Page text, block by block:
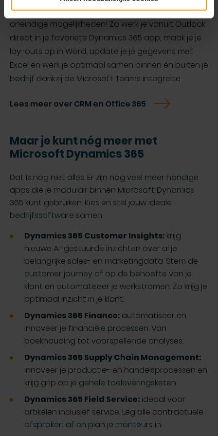
je favoriete Microsoft 365 applicaties. Dit biedt
oneindige mogelijkheden! Zo werk je vanuit Outlook
direct in je favoriete Dynamics 365 app, maak je je
lay-outs op in Word, update je je gegevens met
Excel en werk je optimaal samen binnen én buiten je
bedrijf dankzij de Microsoft Teams integratie.
Lees meer over CRM en Office 365
Maar je kunt nóg meer met
Microsoft Dynamics 365
Dat is nog niet alles. Er zijn nog veel meer handige
apps die je modulair binnen Microsoft Dynamics
365 kunt gebruiken. Kies en stel jouw ideale
bedrijfssoftware samen.
Dynamics 365 Customer Insights: krijg
nieuwe AI-gestuurde inzichten over al je
belangrijke sales- en marketingdata. Stem de
customer journey af op de behoefte van je
klant en automatiseer je werkstromen. Zo krijg je
optimaal inzicht in je klant.
Dynamics 365 Finance: automatiseer en
innoveer je financiële processen. Van
boekhouding tot voorspellende analyses.
Dynamics 365 Supply Chain Management:
innoveer je productie- en handelsprocessen en
krijg grip op je gehele toeleveringsketen.
Dynamics 365 Field Service: ideaal voor
artikelen inclusief service. Leg alle contractuele
afspraken af en plan je monteurs in.